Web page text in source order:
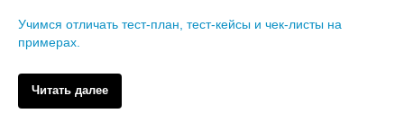
Учимся отличать тест-план, тест-кейсы и чек-листы на
примерах.
Читать далее